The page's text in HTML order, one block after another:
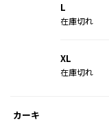
L
在庫切れ
XL
在庫切れ
カーキ